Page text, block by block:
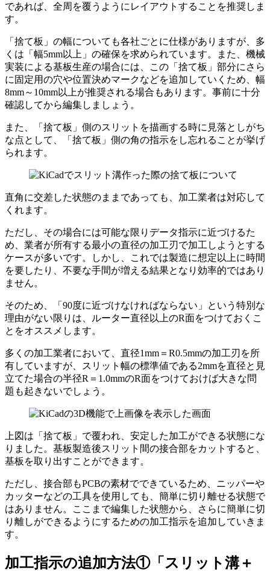
であれば、全周を覆うようにレイアウトすることを推奨しま
す。
「捨て板」の幅についても各社ごとに仕様がありますが、多
くは「幅5mm以上」の確保を求められています。また、機械
実装による基板生産の場合には、この「捨て板」部分にさら
に固定用の穴や位置決めマークなどを追加していくため、幅
8mm～10mm以上が推奨される場合もあります。事前に十分
確認してから編集しましょう。
また、「捨て板」側のスリットを描画する時に見落としがち
な点として、「 捨て板」側の角の指示をし忘れる ことが挙げ
られます。
直角に交差した状態のままであっても、加工業者は対応して
くれます。
ただし、その場合には可能な限りデータ指示に近づけるた
め、業者が所有する最小の直径の加工刃で加工しようとする
ケースが多いです。しかし、これでは製造に想定以上に時間
を要したり、不要な手間が増える結果となり効率的ではあり
ません。
そのため、「90度に近づけなければならない」という特別な
理由がない限りは、
ルーター直径以上のR面をつけておく こ
とをオススメします。
多くの加工業者において、直径1mm＝R0.5mmの加工刃を所
有していますが、スリット幅の標準値である2mmを直径と見
立てた場合の半径R＝1.0mmのR面をつけておけば大きな問
題も起きないでしょう。
上図は「捨て板」で覆われ、安定した加工ができる状態にな
りました。基板製造後スリット間の接合部をカットすると、
基板を取り出すことができます。
ただし、 接合部もPCBの素材でできているため、ニッパーや
カッターなどの工具を使用しても、簡単に切り離せる状態で
はありません。ここまで編集した状態から、さらに簡単に切
り離しができるようにするための加工指示を追加していきま
す。
加工指示の追加方法①「スリット溝＋